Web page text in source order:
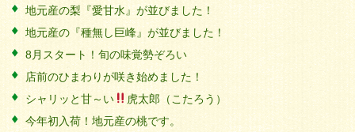
地元産の梨『愛甘水』が並びました！
地元産の『種無し巨峰』が並びました！
8月スタート！旬の味覚勢ぞろい
店前のひまわりが咲き始めました！
シャリッと甘～い
虎太郎（こたろう）
今年初入荷！地元産の桃です。